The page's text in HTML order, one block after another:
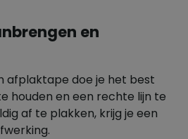
en
afplaktape doe je het best
houden en een rechte lijn te
af te plakken, krijg je een